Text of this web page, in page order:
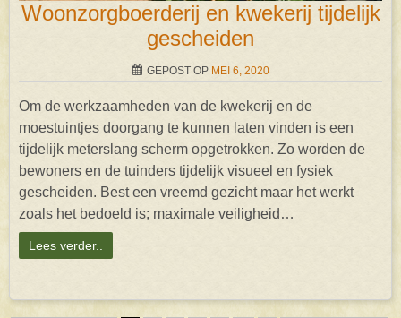
Woonzorgboerderij en kwekerij tijdelijk
gescheiden
GEPOST OP MEI 6, 2020
Om de werkzaamheden van de kwekerij en de
moestuintjes doorgang te kunnen laten vinden is een
tijdelijk meterslang scherm opgetrokken. Zo worden de
bewoners en de tuinders tijdelijk visueel en fysiek
gescheiden. Best een vreemd gezicht maar het werkt
zoals het bedoeld is; maximale veiligheid…
Lees verder..